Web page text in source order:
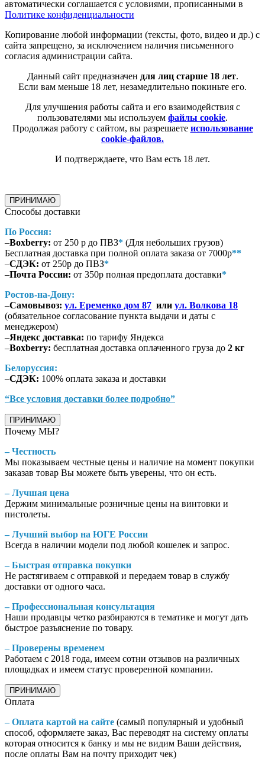
автоматически соглашается с условиями, прописанными в
Политике конфиденциальности
Копирование любой информации (тексты, фото, видео и др.) с
сайта запрещено, за исключением наличия письменного
согласия администрации сайта.
Данный сайт предназначен для лиц старше 18 лет.
Если вам меньше 18 лет, незамедлительно покиньте его.
Для улучшения работы сайта и его взаимодействия с
пользователями мы используем файлы cookie.
Продолжая работу с сайтом, вы разрешаете использование
cookie-файлов.
И подтверждаете, что Вам есть 18 лет.
ПРИНИМАЮ
Способы доставки
По Россия:
–Boxberry: от 250 р до ПВЗ* (Для небольших грузов)
Бесплатная доставка при полной оплата заказа от 7000р**
–СДЭК: от 250р до ПВЗ*
–Почта России: от 350р полная предоплата доставки*
Ростов-на-Дону:
–Самовывоз: ул. Еременко дом 87 или ул. Волкова 18
(обязательное согласование пункта выдачи и даты с
менеджером)
–Яндекс доставка: по тарифу Яндекса
–Boxberry: бесплатная доставка оплаченного груза до 2 кг
Белоруссия:
–СДЭК: 100% оплата заказа и доставки
“Все условия доставки более подробно”
ПРИНИМАЮ
Почему МЫ?
– Честность
Мы показываем честные цены и наличие на момент покупки
заказав товар Вы можете быть уверены, что он есть.
– Лучшая цена
Держим минимальные розничные цены на винтовки и
пистолеты.
– Лучший выбор на ЮГЕ России
Всегда в наличии модели под любой кошелек и запрос.
– Быстрая отправка покупки
Не растягиваем с отправкой и передаем товар в службу
доставки от одного часа.
– Профессиональная консультация
Наши продавцы четко разбираются в тематике и могут дать
быстрое разъяснение по товару.
– Проверены временем
Работаем с 2018 года, имеем сотни отзывов на различных
площадках и имеем статус проверенной компании.
ПРИНИМАЮ
Оплата
– Оплата картой на сайте (самый популярный и удобный
способ, оформляете заказ, Вас переводят на систему оплаты
которая относится к банку и мы не видим Ваши действия,
после оплаты Вам на почту приходит чек)